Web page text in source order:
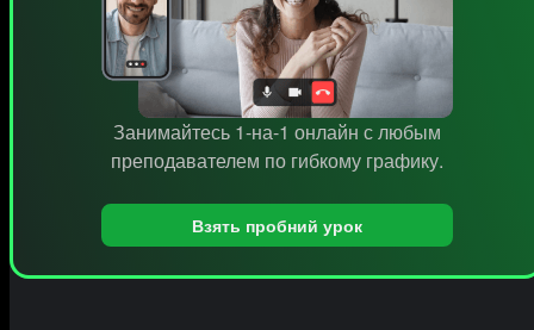
Занимайтесь 1-на-1 онлайн с любым
преподавателем по гибкому графику.
Взять пробний урок